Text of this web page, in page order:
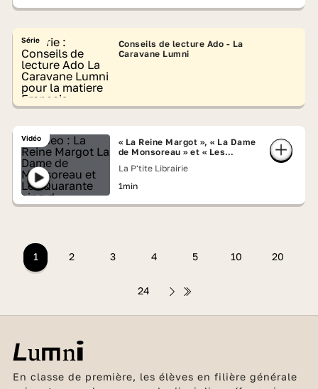
Série
Conseils de lecture Ado - La
Caravane Lumni
Vidéo
« La Reine Margot », « La Dame
de Monsoreau » et « Les
Dumas
La P'tite Librairie
1min
1 2 3 4 5 10 20
24
En classe de première, les élèves en filière générale